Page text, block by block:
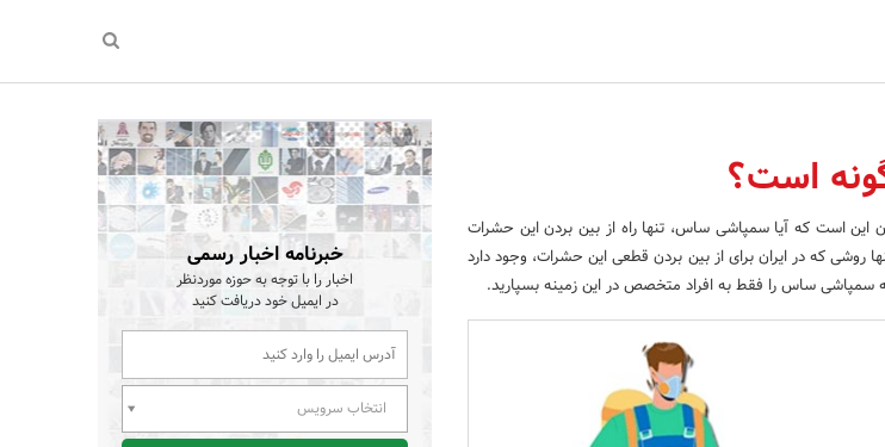
است؟
این است که آیا سمپاشی ساس، تنها راه از بین بردن این حشرات
که در ایران برای از بین بردن قطعی این حشرات، وجود دارد
سمپاشی ساس را فقط به افراد متخصص در این زمینه بسپارید.
خبرنامه اخبار رسمی
اخبار را با توجه به حوزه موردنظر
در ایمیل خود دریافت کنید
انتخاب سرویس